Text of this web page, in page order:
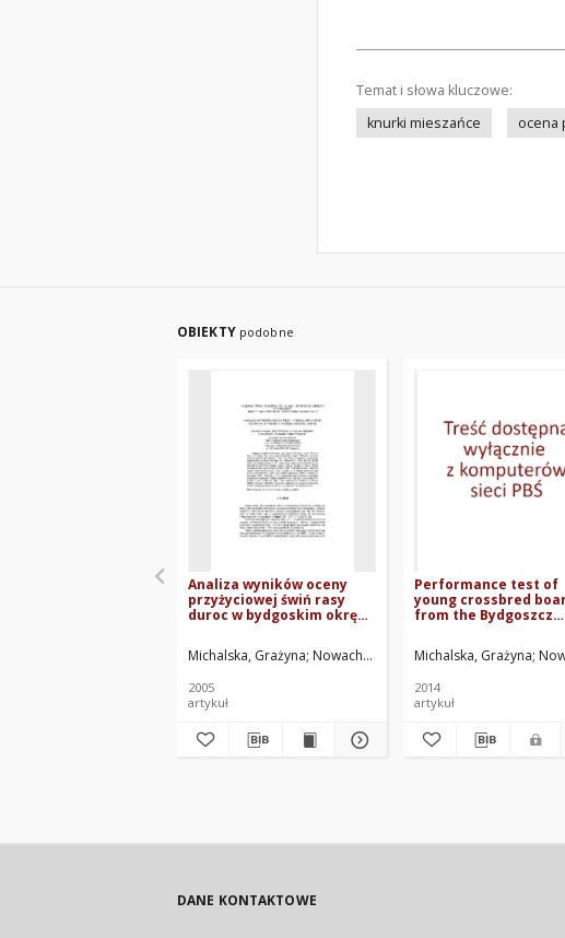
Temat i słowa kluczowe:
knurki mieszańce
ocena
OBIEKTY podobne
Analiza wyników oceny
przyżyciowej świń rasy
duroc w bydgoskim okręgu
Michalska, Grażyna Nowachowicz, Jerzy Chojnacki, Zdzisław
2005
artykuł
Performance test of
young crossbred
from the Bydgoszcz
Michalska, Grażyna
2014
artykuł
DANE KONTAKTOWE